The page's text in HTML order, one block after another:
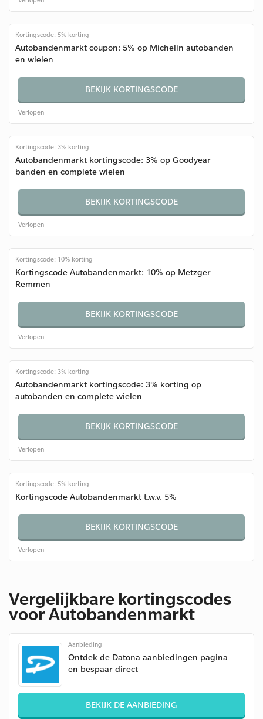
Kortingscode: 5% korting
Autobandenmarkt coupon: 5% op Michelin autobanden
en wielen
BEKIJK KORTINGSCODE
Verlopen
Kortingscode: 3% korting
Autobandenmarkt kortingscode: 3% op Goodyear
banden en complete wielen
BEKIJK KORTINGSCODE
Verlopen
Kortingscode: 10% korting
Kortingscode Autobandenmarkt: 10% op Metzger
Remmen
BEKIJK KORTINGSCODE
Verlopen
Kortingscode: 3% korting
Autobandenmarkt kortingscode: 3% korting op
autobanden en complete wielen
BEKIJK KORTINGSCODE
Verlopen
Kortingscode: 5% korting
Kortingscode Autobandenmarkt t.w.v. 5%
BEKIJK KORTINGSCODE
Verlopen
Vergelijkbare kortingscodes
voor Autobandenmarkt
Aanbieding
Ontdek de Datona aanbiedingen pagina
en bespaar direct
BEKIJK DE AANBIEDING